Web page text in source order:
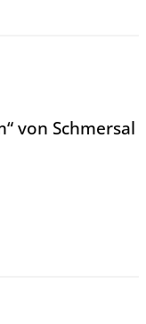
von Schmersal